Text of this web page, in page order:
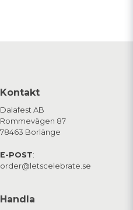
Kontakt
Dalafest AB
Rommevägen 87
78463 Borlänge
E-POST:
order@letscelebrate.se
Handla